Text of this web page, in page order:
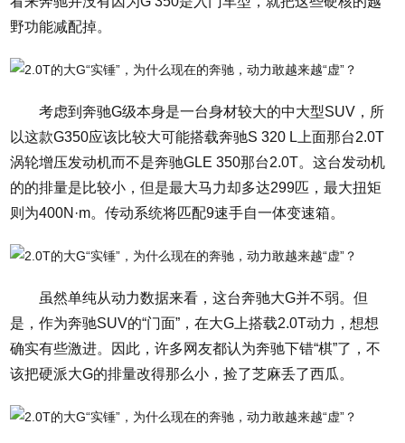
野功能减配掉。
考虑到奔驰G级本身是一台身材较大的中大型SUV，所
以这款G350应该比较大可能搭载奔驰S 320 L上面那台2.0T
涡轮增压发动机而不是奔驰GLE 350那台2.0T。这台发动机
的的排量是比较小，但是最大马力却多达299匹，最大扭矩
则为400N·m。传动系统将匹配9速手自一体变速箱。
虽然单纯从动力数据来看，这台奔驰大G并不弱。但
是，作为奔驰SUV的“门面”，在大G上搭载2.0T动力，想想
确实有些激进。因此，许多网友都认为奔驰下错“棋”了，不
该把硬派大G的排量改得那么小，捡了芝麻丢了西瓜。